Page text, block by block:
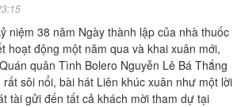
niệm 38 năm Ngày thành lập của nhà thuốc
hoạt động một năm qua và khai xuân mới,
quân Tình Bolero Nguyễn Lê Bá Thắng
sôi nổi, bài hát Liên khúc xuân như một lời
tài gửi đến tất cả khách mời tham dự tại